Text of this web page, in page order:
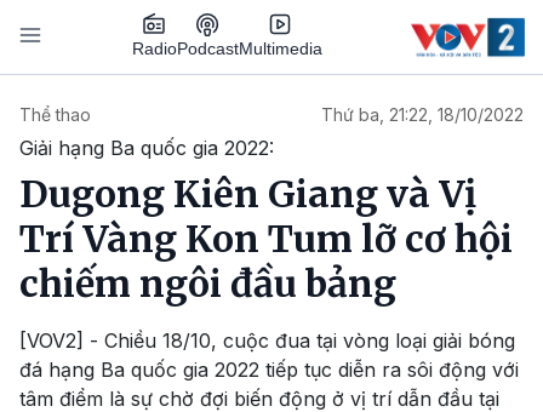
Nhảy đến nội dung
RadioPodcastMultimedia
Thể thao Thứ ba, 21:22, 18/10/2022
Giải hạng Ba quốc gia 2022:
Dugong Kiên Giang và Vị
Trí Vàng Kon Tum lỡ cơ hội
chiếm ngôi đầu bảng
[VOV2] - Chiều 18/10, cuộc đua tại vòng loại giải bóng
đá hạng Ba quốc gia 2022 tiếp tục diễn ra sôi động với
tâm điểm là sự chờ đợi biến động ở vị trí dẫn đầu tại